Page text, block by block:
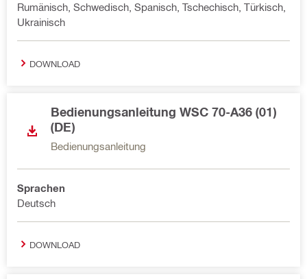
Rumänisch, Schwedisch, Spanisch, Tschechisch, Türkisch,
Ukrainisch
DOWNLOAD
Bedienungsanleitung WSC 70-A36 (01)
(DE)
Bedienungsanleitung
Sprachen
Deutsch
DOWNLOAD